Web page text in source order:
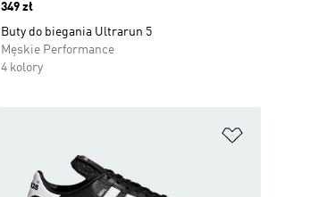
Price
349 zł
Buty do biegania Ultrarun 5
Męskie Performance
4 kolory